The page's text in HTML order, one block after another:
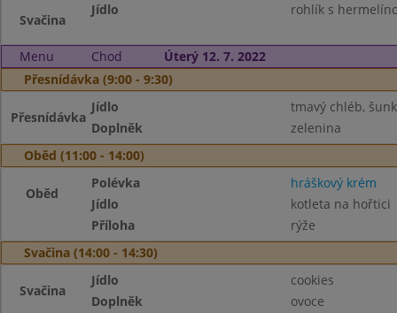
Svačina
Jídlo rohlík s
Menu Chod
Úterý 12. 7. 2022
Přesnídávka (9:00 - 9:30)
Přesnídávka
Jídlo
tmavý chléb,
Doplněk
zelenina
Oběd (11:00 - 14:00)
Oběd
Polévka
hráškový krém
Jídlo
kotleta na hořtici
Příloha
rýže
Svačina (14:00 - 14:30)
Svačina
Jídlo
cookies
Doplněk
ovoce